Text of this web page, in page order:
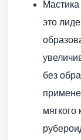
это
без
мягкого